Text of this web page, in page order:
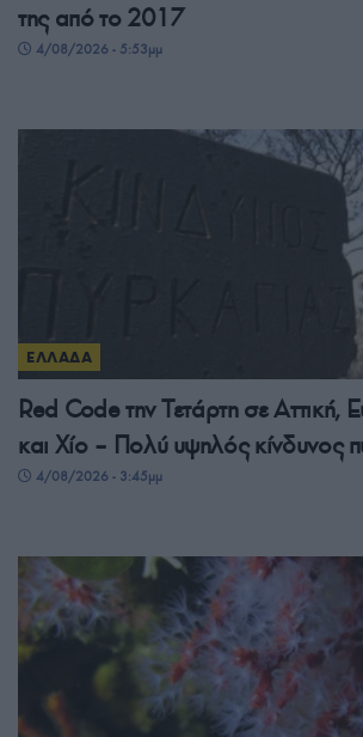
της από το 2017
4/08/2026 - 5:53μμ
ΕΛΛΑΔΑ
Red Code την Τετάρτη σε Αττική,
και Χίο – Πολύ υψηλός κίνδυνος
4/08/2026 - 3:45μμ